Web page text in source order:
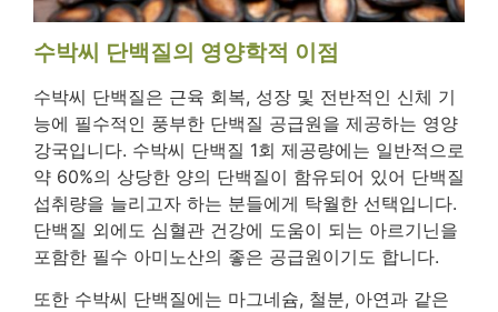
수박씨 단백질의 영양학적 이점
수박씨 단백질은 근육 회복, 성장 및 전반적인 신체 기
능에 필수적인 풍부한 단백질 공급원을 제공하는 영양
강국입니다. 수박씨 단백질 1회 제공량에는 일반적으로
약 60%의 상당한 양의 단백질이 함유되어 있어 단백질
섭취량을 늘리고자 하는 분들에게 탁월한 선택입니다.
단백질 외에도 심혈관 건강에 도움이 되는 아르기닌을
포함한 필수 아미노산의 좋은 공급원이기도 합니다.
또한 수박씨 단백질에는 마그네슘, 철분, 아연과 같은